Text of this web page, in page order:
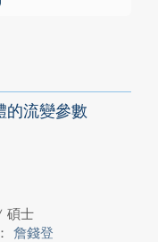
的流變參數
碩士
詹錢登